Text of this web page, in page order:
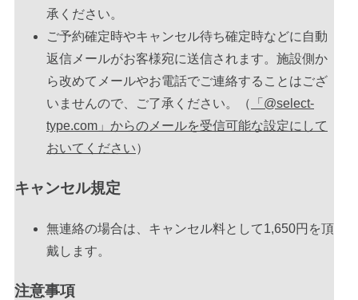
承ください。
ご予約確定時やキャンセル待ち確定時などに自動
返信メールがお客様宛に送信されます。施設側か
ら改めてメールやお電話でご連絡することはござ
いませんので、ご了承ください。（
「@select-
type.com」からのメールを受信可能な設定にして
おいてください）
キャンセル規定
無連絡の場合は、キャンセル料として1,650円を頂
戴します。
注意事項